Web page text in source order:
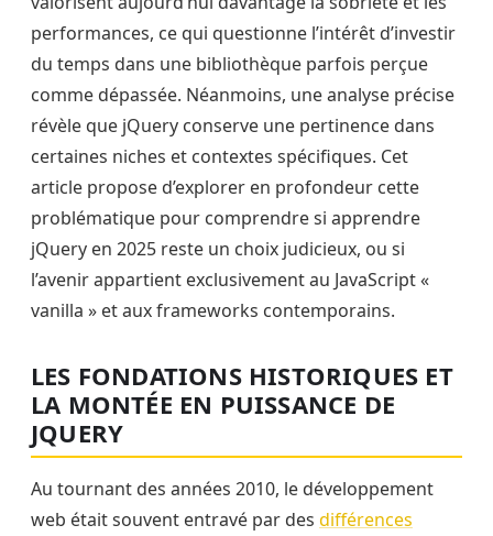
performances, ce qui questionne l’intérêt d’investir
du temps dans une bibliothèque parfois perçue
comme dépassée. Néanmoins, une analyse précise
révèle que jQuery conserve une pertinence dans
certaines niches et contextes spécifiques. Cet
article propose d’explorer en profondeur cette
problématique pour comprendre si apprendre
jQuery en 2025 reste un choix judicieux, ou si
l’avenir appartient exclusivement au JavaScript «
vanilla » et aux frameworks contemporains.
LES FONDATIONS HISTORIQUES ET
LA MONTÉE EN PUISSANCE DE
JQUERY
Au tournant des années 2010, le développement
web était souvent entravé par des différences